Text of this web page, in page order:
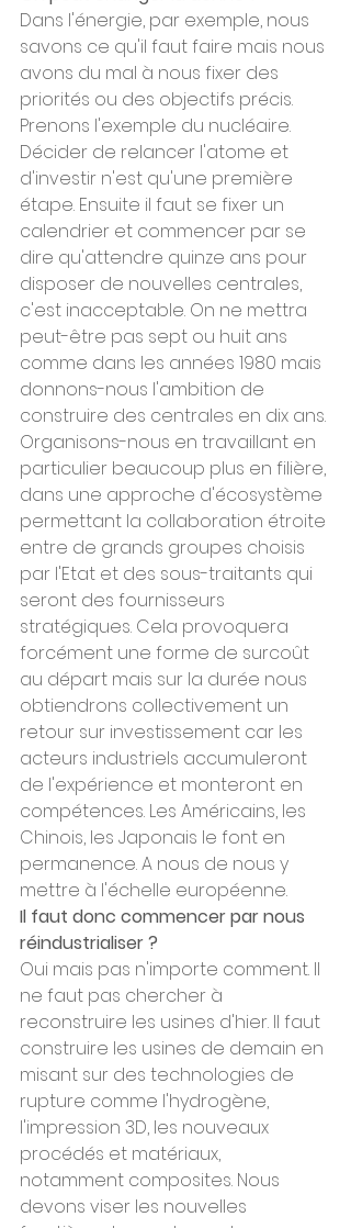
Dans l'énergie, par exemple, nous
savons ce qu'il faut faire mais nous
avons du mal à nous fixer des
priorités ou des objectifs précis.
Prenons l'exemple du nucléaire.
Décider de relancer l'atome et
d'investir n'est qu'une première
étape. Ensuite il faut se fixer un
calendrier et commencer par se
dire qu'attendre quinze ans pour
disposer de nouvelles centrales,
c'est inacceptable. On ne mettra
peut-être pas sept ou huit ans
comme dans les années 1980 mais
donnons-nous l'ambition de
construire des centrales en dix ans.
Organisons-nous en travaillant en
particulier beaucoup plus en filière,
dans une approche d'écosystème
permettant la collaboration étroite
entre de grands groupes choisis
par l'Etat et des sous-traitants qui
seront des fournisseurs
stratégiques. Cela provoquera
forcément une forme de surcoût
au départ mais sur la durée nous
obtiendrons collectivement un
retour sur investissement car les
acteurs industriels accumuleront
de l'expérience et monteront en
compétences. Les Américains, les
Chinois, les Japonais le font en
permanence. A nous de nous y
mettre à l'échelle européenne.
Il faut donc commencer par nous
réindustrialiser ?
Oui mais pas n'importe comment. Il
ne faut pas chercher à
reconstruire les usines d'hier. Il faut
construire les usines de demain en
misant sur des technologies de
rupture comme l'hydrogène,
l'impression 3D, les nouveaux
procédés et matériaux,
notamment composites. Nous
devons viser les nouvelles